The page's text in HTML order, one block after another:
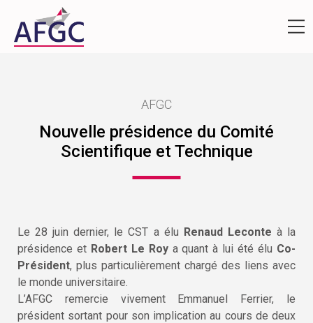
AFGC
Nouvelle présidence du Comité
Scientifique et Technique
Le 28 juin dernier, le CST a élu Renaud Leconte à la
présidence et Robert Le Roya quant à lui été élu Co-
Président, plus particulièrement chargé des liens avec
le monde universitaire.
L’AFGC remercie vivement Emmanuel Ferrier, le
président sortant pour son implication au cours de deux